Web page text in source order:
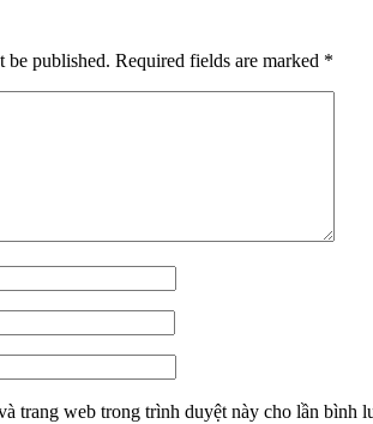
published. Required fields are marked *
trang web trong trình duyệt này cho lần bình